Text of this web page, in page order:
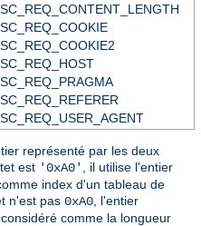
SC_REQ_CONTENT_LENGTH
SC_REQ_COOKIE
SC_REQ_COOKIE2
SC_REQ_HOST
SC_REQ_PRAGMA
SC_REQ_REFERER
SC_REQ_USER_AGENT
représenté par les deux
est '0xA0'
, il utilise l'entier
index d'un tableau de
n'est pas 0xA0 , l'entier
comme la longueur